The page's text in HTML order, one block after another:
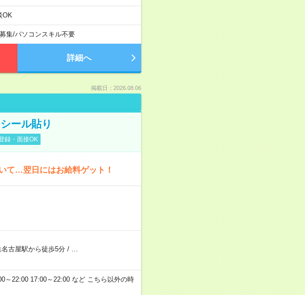
OK
集/パソコンスキル不要
詳細へ
掲載日：2026.08.06
ール貼り
録・面接OK
て…翌日にはお給料ゲット！
名古屋駅から徒歩5分/
22:00 17:00～22:00 など こちら以外の時